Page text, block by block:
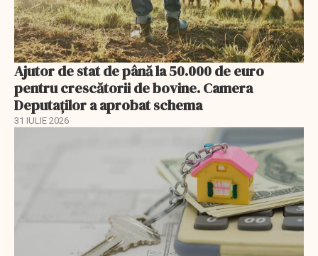
Ajutor de stat de până la 50.000 de euro
pentru crescătorii de bovine. Camera
Deputaților a aprobat schema
31 IULIE 2026